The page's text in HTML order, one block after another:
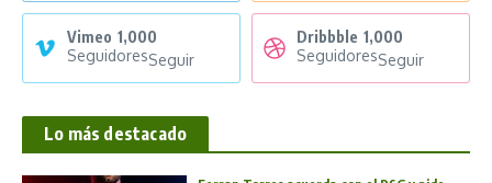
Vimeo 1,000
SeguidoresSeguir
Dribbble 1,000
SeguidoresSeguir
Lo más destacado